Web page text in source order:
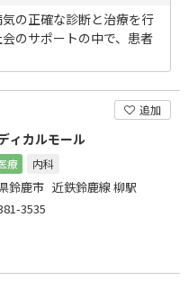
の正確な診断と治療を行
のサポートの中で、患者
追加
ィカルモール
療 内科
鈴鹿市 近鉄鈴鹿線 柳駅
3535